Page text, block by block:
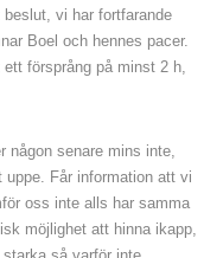
vi har fortfarande
Boel och hennes pacer.
försprång på minst 2 h,
senare mins inte,
Får information att vi
oss inte alls har samma
möjlighet att hinna ikapp,